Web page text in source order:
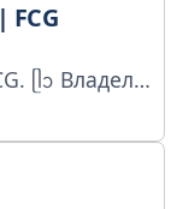
Официальный канал FCG. ᥫᩣ Владелец этого прекрасного канала: @kakish2004 Игровой бот: @FCG_arrowbot Бот для просьб: @QuestionFCG_Bot